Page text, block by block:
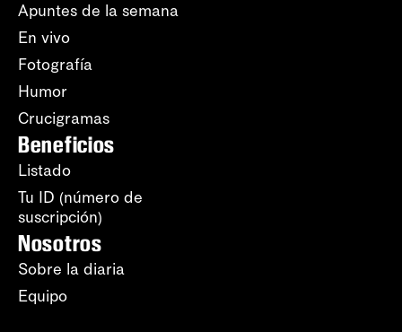
Apuntes de la semana
En vivo
Fotografía
Humor
Crucigramas
Beneficios
Listado
Tu ID (número de
suscripción)
Nosotros
Sobre la diaria
Equipo